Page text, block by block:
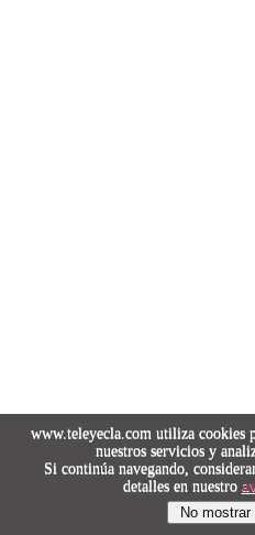
www.teleyecla.com utiliza cookies
nuestros servicios y
Si continúa navegando,
detalles en nuestro